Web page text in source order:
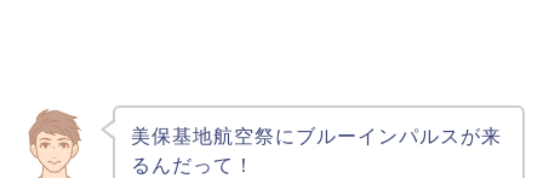
美保基地航空祭にブルーインパルスが来
るんだって！